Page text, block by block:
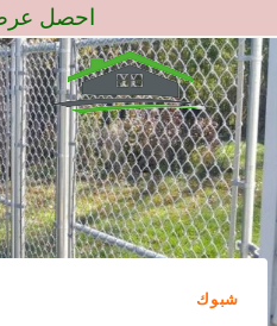
إلى
المحتوى
احصل
شبوك